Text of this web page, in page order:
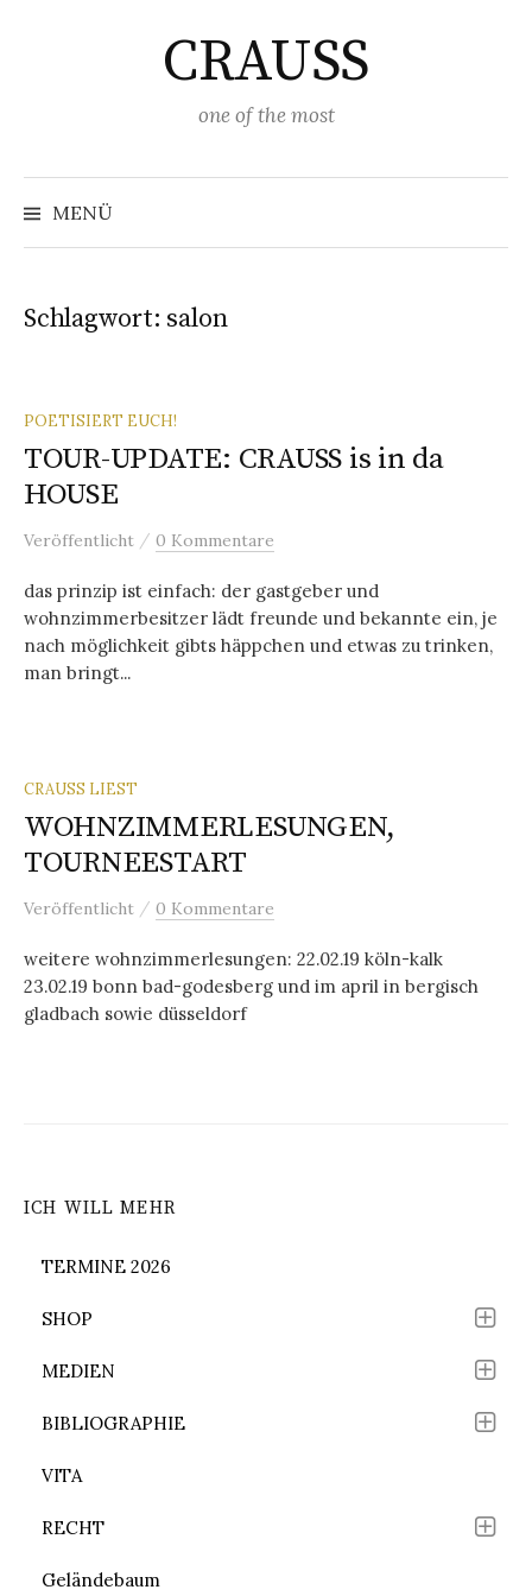
CRAUSS
one of the most
MENÜ
Suchen
Schlagwort: salon
POETISIERT EUCH!
TOUR-UPDATE: CRAUSS is in da
HOUSE
Veröffentlicht / 0 Kommentare
das prinzip ist einfach: der gastgeber und
wohnzimmerbesitzer lädt freunde und bekannte ein, je
nach möglichkeit gibts häppchen und etwas zu trinken,
man bringt...
CRAUSS LIEST
WOHNZIMMERLESUNGEN,
TOURNEESTART
Veröffentlicht / 0 Kommentare
weitere wohnzimmerlesungen: 22.02.19 köln-kalk
23.02.19 bonn bad-godesberg und im april in bergisch
gladbach sowie düsseldorf
ICH WILL MEHR
TERMINE 2026
SHOP
MEDIEN
BIBLIOGRAPHIE
VITA
RECHT
Geländebaum